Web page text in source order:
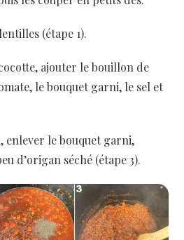
(étape 1).
ajouter le bouillon de
le bouquet garni, le sel et
enlever le bouquet garni,
d’origan séché (étape 3).